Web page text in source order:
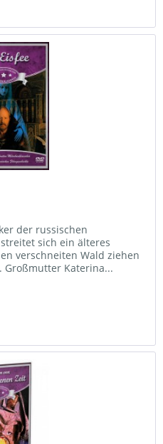
der russischen
sich ein älteres
verschneiten Wald ziehen
Großmutter Katerina...